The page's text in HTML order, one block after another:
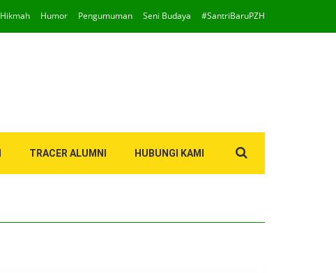
Hikmah Humor Pengumuman Seni Budaya #SantriBaruPZH
TRACER ALUMNI HUBUNGI KAMI
for: